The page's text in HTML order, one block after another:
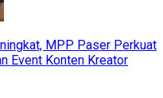
MPP Paser Perkuat
Event Konten Kreator